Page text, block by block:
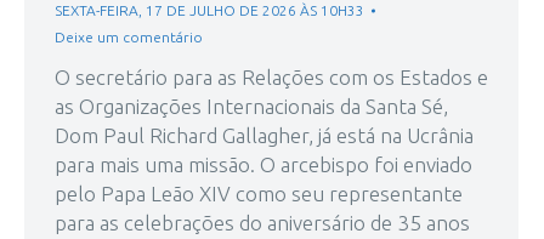
SEXTA-FEIRA, 17 DE JULHO DE 2026 ÀS 10H33
Deixe um comentário
O secretário para as Relações com os Estados e
as Organizações Internacionais da Santa Sé,
Dom Paul Richard Gallagher, já está na Ucrânia
para mais uma missão. O arcebispo foi enviado
pelo Papa Leão XIV como seu representante
para as celebrações do aniversário de 35 anos